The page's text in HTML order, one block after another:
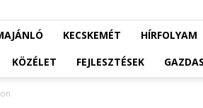
KECSKEMÉT
HÍRFOLYAM
KÖZÉLET FEJLESZTÉSEK